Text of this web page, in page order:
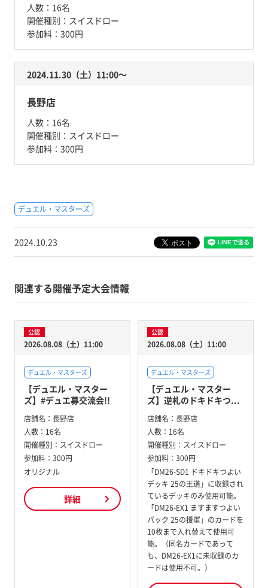
人数： 16名
開催種別： スイスドロー
参加料： 300円
2024.11.30（土）11:00〜
長野店
人数： 16名
開催種別： スイスドロー
参加料： 300円
デュエル・マスターズ
2024.10.23
関連する開催予定大会情報
公認
2026.08.08（土）11:00
デュエル・マスターズ
【デュエル・マスター
ズ】#デュエ募交流会!!
店舗名： 長野店
人数： 16名
開催種別： スイスドロー
参加料： 300円
オリジナル
詳細
公認
2026.08.08（土）11:00
デュエル・マスターズ
【デュエル・マスター
ズ】逆札のドキドキつ...
店舗名： 長野店
人数： 16名
開催種別： スイスドロー
参加料： 300円
「DM26-SD1 ドキドキつよい
デッキ 25の王道」に収録され
ているデッキのみ使用可能。
「DM26-EX1 ますますつよい
パック 25の援軍」のカードを
10枚まで入れ替えて使用可
能。（同名カードであって
も、DM26-EX1に未収録のカ
ードは使用不可。）